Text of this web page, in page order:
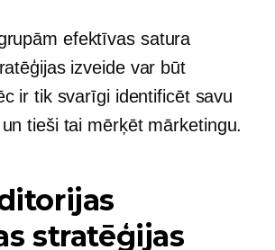
efektīvas satura
izveide var būt
ir tik svarīgi identificēt savu
tieši tai mērķēt mārketingu.
stratēģijas